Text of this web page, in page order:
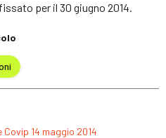
per il 30 giugno 2014.
14 maggio 2014